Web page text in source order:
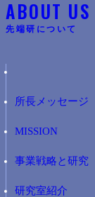
ABOUT US
先端研について
所長メッセージ
MISSION
事業戦略と研究
研究室紹介